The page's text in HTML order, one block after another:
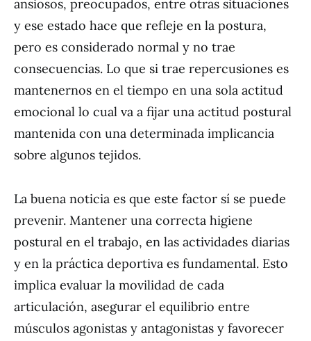
ansiosos, preocupados, entre otras situaciones
y ese estado hace que refleje en la postura,
pero es considerado normal y no trae
consecuencias. Lo que si trae repercusiones es
mantenernos en el tiempo en una sola actitud
emocional lo cual va a fijar una actitud postural
mantenida con una determinada implicancia
sobre algunos tejidos.
La buena noticia es que este factor sí se puede
prevenir. Mantener una correcta higiene
postural en el trabajo, en las actividades diarias
y en la práctica deportiva es fundamental. Esto
implica evaluar la movilidad de cada
articulación, asegurar el equilibrio entre
músculos agonistas y antagonistas y favorecer